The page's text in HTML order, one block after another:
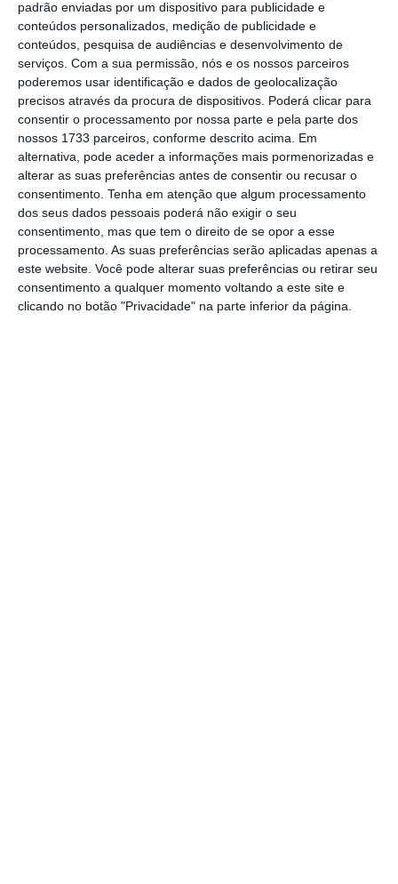
padrão enviadas por um dispositivo para publicidade e
conteúdos personalizados, medição de publicidade e
conteúdos, pesquisa de audiências e desenvolvimento de
serviços. Com a sua permissão, nós e os nossos parceiros
poderemos usar identificação e dados de geolocalização
precisos através da procura de dispositivos. Poderá clicar para
consentir o processamento por nossa parte e pela parte dos
nossos 1733 parceiros, conforme descrito acima. Em
alternativa, pode aceder a informações mais pormenorizadas e
alterar as suas preferências antes de consentir ou recusar o
consentimento. Tenha em atenção que algum processamento
dos seus dados pessoais poderá não exigir o seu
consentimento, mas que tem o direito de se opor a esse
processamento. As suas preferências serão aplicadas apenas a
este website. Você pode alterar suas preferências ou retirar seu
consentimento a qualquer momento voltando a este site e
clicando no botão "Privacidade" na parte inferior da página.
Assine o ECO Premium
No momento em que a informação é
mais importante do que nunca, apoie
o jornalismo independente e rigoroso.
De que forma? Assine o ECO Premium e
tenha acesso a notícias exclusivas, à
opinião que conta, às reportagens e
especiais que mostram o outro lado da
história.